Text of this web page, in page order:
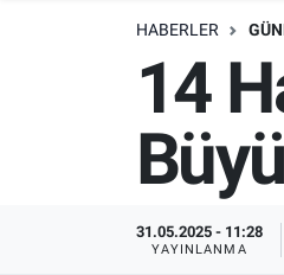
HABERLER
14
31.05.2025 - 11:28
YAYINLANMA